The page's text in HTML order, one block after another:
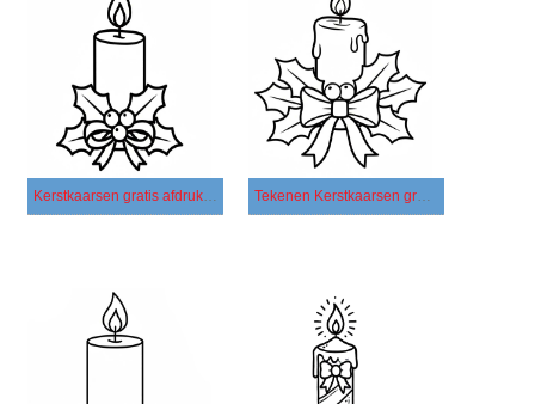
Kerstkaarsen gratis afdrukbaar voor kinderen Tekenen Kerstkaarsen gratis afdrukbaar simpel